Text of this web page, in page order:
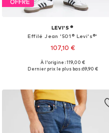
OFFRE
LEVI'S ®
Effilé Jean '501® Levi's®'
107,10 €
+51
Disponible en plusieurs tailles
À l'origine : 119,00 €
Dernier prix le plus bas :69,90 €